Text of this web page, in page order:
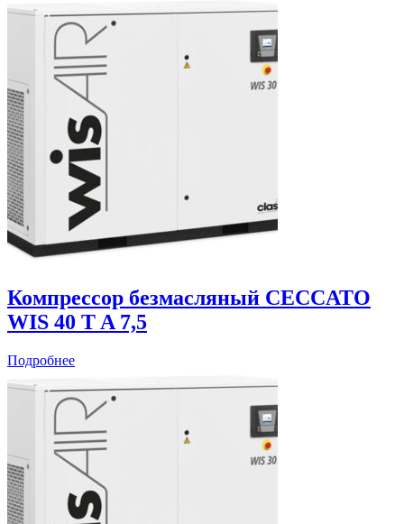
Компрессор безмасляный CECCATO
WIS 40 T A 7,5
Подробнее